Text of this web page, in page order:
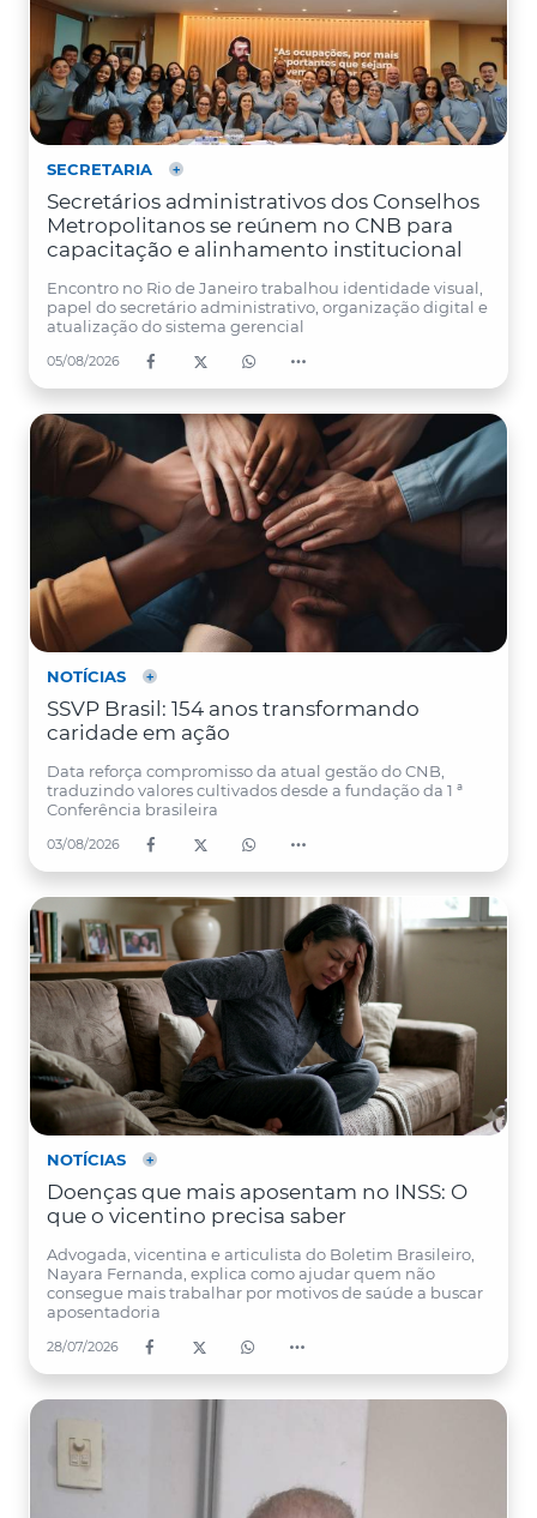
SECRETARIA
Secretários administrativos dos Conselhos
Metropolitanos se reúnem no CNB para
capacitação e alinhamento institucional
Encontro no Rio de Janeiro trabalhou identidade visual,
papel do secretário administrativo, organização digital e
atualização do sistema gerencial
05/08/2026
NOTÍCIAS
SSVP Brasil: 154 anos transformando
caridade em ação
Data reforça compromisso da atual gestão do CNB,
traduzindo valores cultivados desde a fundação da 1 ª
Conferência brasileira
03/08/2026
NOTÍCIAS
Doenças que mais aposentam no INSS: O
que o vicentino precisa saber
Advogada, vicentina e articulista do Boletim Brasileiro,
Nayara Fernanda, explica como ajudar quem não
consegue mais trabalhar por motivos de saúde a buscar
aposentadoria
28/07/2026